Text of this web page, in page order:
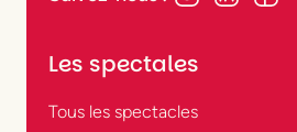
Les spectales
Tous les spectacles